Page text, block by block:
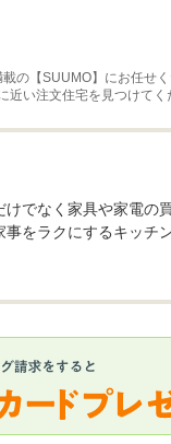
の【SUUMO】にお任せ
い注文住宅を見つけてく
でなく家具や家電の
をラクにするキッチ